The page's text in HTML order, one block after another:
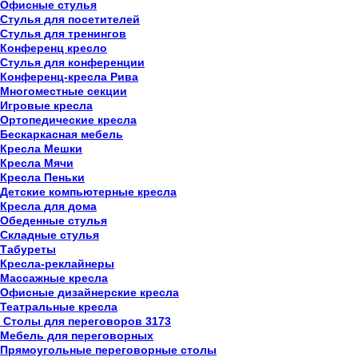
Офисные стулья
Стулья для посетителей
Стулья для тренингов
Конференц кресло
Стулья для конференции
Конференц-кресла Рива
Многоместные секции
Игровые кресла
Ортопедические кресла
Бескаркасная мебель
Кресла Мешки
Кресла Мячи
Кресла Пеньки
Детские компьютерные кресла
Кресла для дома
Обеденные стулья
Складные стулья
Табуреты
Кресла-реклайнеры
Массажные кресла
Офисные дизайнерские кресла
Театральные кресла
Столы для переговоров 3173
Мебель для переговорных
Прямоугольные переговорные столы